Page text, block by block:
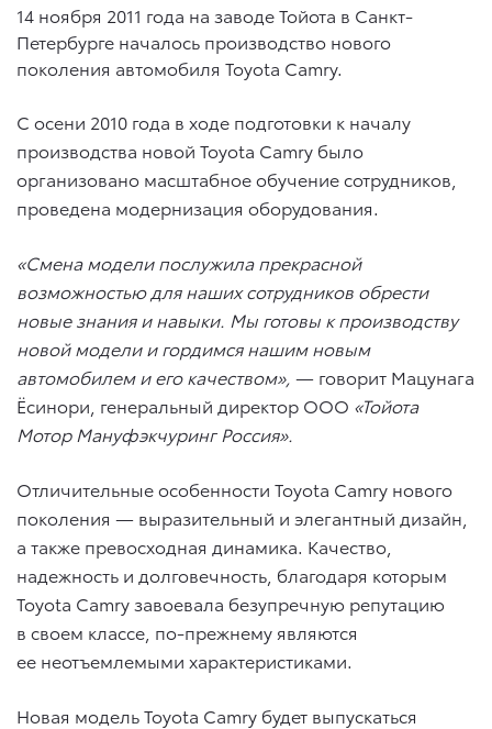
14 ноября 2011 года на заводе Тойота в Санкт-
Петербурге началось производство нового
поколения автомобиля Toyota Camry.
С осени 2010 года в ходе подготовки к началу
производства новой Toyota Camry было
организовано масштабное обучение сотрудников,
проведена модернизация оборудования.
«Смена модели послужила прекрасной
возможностью для наших сотрудников обрести
новые знания и навыки. Мы готовы к производству
новой модели и гордимся нашим новым
автомобилем и его качеством», — говорит Мацунага
Ёсинори, генеральный директор ООО «Тойота
Мотор Мануфэкчуринг Россия».
Отличительные особенности Toyota Camry нового
поколения — выразительный и элегантный дизайн,
а также превосходная динамика. Качество,
надежность и долговечность, благодаря которым
Toyota Camry завоевала безупречную репутацию
в своем классе, по-прежнему являются
ее неотъемлемыми характеристиками.
Новая модель Toyota Camry будет выпускаться